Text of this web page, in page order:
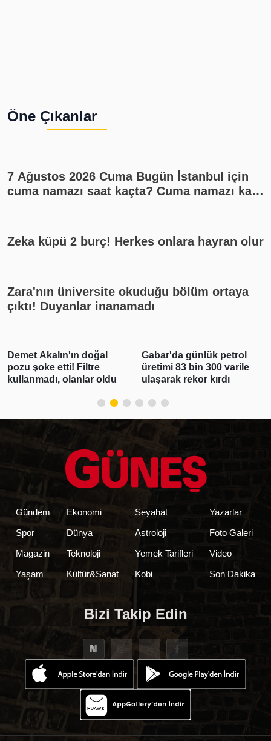
Öne Çıkanlar
7 Ağustos 2026 Cuma Bugün İstanbul için
cuma namazı saat kaçta? Cuma namazı kaç
Zeka küpü 2 burç! Herkes onlara hayran olur
Zara'nın üniversite okuduğu bölüm ortaya
çıktı! Duyanlar inanamadı
Demet Akalın'ın doğal
pozu şoke etti! Filtre
kullanmadı, olanlar oldu
Gabar'da günlük petrol
üretimi 83 bin 300 varile
ulaşarak rekor kırdı
Gündem
Spor
Magazin
Yaşam
Ekonomi
Dünya
Teknoloji
Kültür&Sanat
Seyahat
Astroloji
Yemek Tarifleri
Kobi
Yazarlar
Foto Galeri
Video
Son Dakika
Bizi Takip Edin